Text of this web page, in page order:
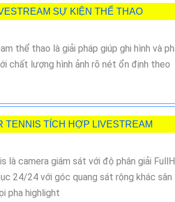
SỰ KIỆN THỂ THAO
thể thao là giải pháp giúp ghi hình và
chất lượng hình ảnh rõ nét ổn định theo
TENNIS TÍCH HỢP LIVESTREAM
là camera giám sát với độ phân giải
24/24 với góc quang sát rộng khác sân
pha highlight